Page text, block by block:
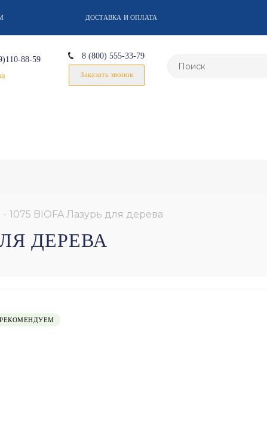
ДОСТАВКА И ОПЛАТА
88-59 8 (800) 555-33-79
Заказать звонок
- 1075 BIOFA Лазурь для дерева
ДЕРЕВА
РЕКОМЕНДУЕМ